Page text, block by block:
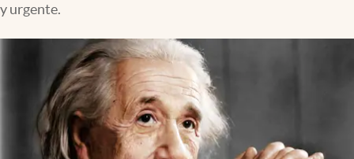
Clima
Espiritualidad
abre en nueva pestaña
México
y urgente.